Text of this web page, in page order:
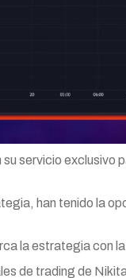
servicio exclusivo
han tenido la
la estrategia con
de trading de